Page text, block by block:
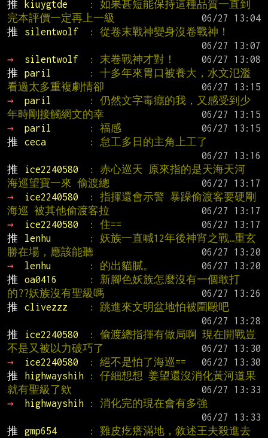
推 kiuygtde
: 如果甚短能保持這種品質一直到
完本評價一定再上一級
推
silentwolf
: 從卷末戰神變身沒卷戰神！
→
silentwolf : 末卷戰神才對！
推
paril
: 十多年來胃口被養大，水文氾濫
看過太多重複劇情卻
→
paril
: 仍然文字毒癮的我，又感受到少
年時剛接觸網文的幸
→
paril : 福感
推
ceca
: 怠工多日的主角上工了
推
ice2240580
: 赤心巡天 原來指的是天海天河
海巡望寶一來 偷渡總
→
ice2240580
: 指揮還會示警 暴躁偷渡客要硬剛
海巡 被其他偷渡客拉
→
ice2240580 : 住==
推
lenhu
: 妖族一直喊12年後神宵之戰…重玄
勝在場，應該能聽
→
lenhu : 的出貓膩。
推
oa0416
: 新腳色妖族怎麼沒有一個敢打
的??妖族沒有聖級嗎
推
clivezzz
: 跳進來文明盆地怕被圍毆吧
推
ice2240580
: 偷渡總指揮有做局啊 現在開戰豈
不是又被以力破巧了
→
ice2240580 : 絕不是怕了海巡==
推
highwayshih
: 仔細想想 姜望還沒消化黃河道果
就有聖級了欸
→
highwayshih
: 消化完的現在會有多強
推
gmp654
: 雞皮疙瘩滿地，敘述王夫殺進去